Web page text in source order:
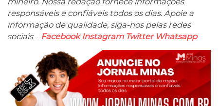
responsáveis ​​e confiáveis ​​todos os dias. Apoie a
informação de qualidade, siga-nos pelas redes
sociais – Facebook Instagram Twitter Whatsapp